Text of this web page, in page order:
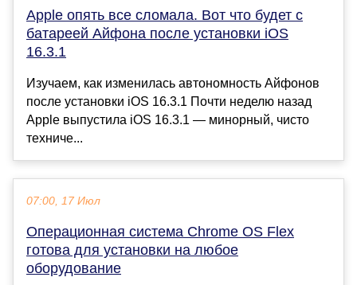
Apple опять все сломала. Вот что будет с
батареей Айфона после установки iOS
16.3.1
Изучаем, как изменилась автономность Айфонов
после установки iOS 16.3.1 Почти неделю назад
Apple выпустила iOS 16.3.1 — минорный, чисто
техниче...
07:00, 17 Июл
Операционная система Chrome OS Flex
готова для установки на любое
оборудование